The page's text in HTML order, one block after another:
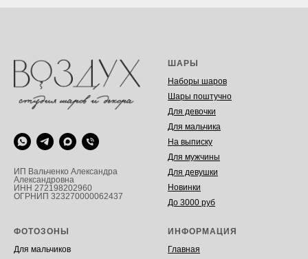
ИП Вальченко Александра
Александровна
ИНН 272198202960
ОГРНИП 323270000062437
ШАРЫ
Наборы шаров
Шары поштучно
Для девочки
Для мальчика
На выписку
Для мужчины
Для девушки
Новинки
До 3000 руб
ФОТОЗОНЫ
Для мальчиков
ИНФОРМАЦИЯ
Главная